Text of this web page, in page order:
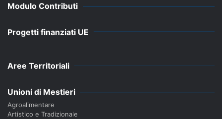
Modulo Contributi
Progetti finanziati UE
Aree Territoriali
Unioni di Mestieri
Agroalimentare
Artistico e Tradizionale